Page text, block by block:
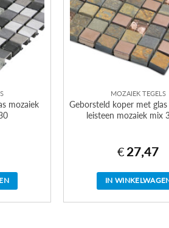
mozaiek
MOZAIEK TEGELS
Geborsteld koper met
leisteen mozaiek mix
€ 27,47
IN